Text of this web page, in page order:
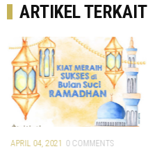
ARTIKEL TERKAIT
APRIL 04, 2021 0 COMMENTS